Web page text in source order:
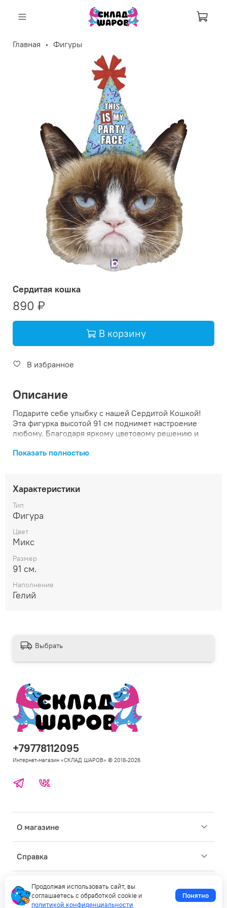
Главная Фигуры
Сердитая кошка
890 ₽
Добавить в корзину:
В корзину
В избранное
Описание
Подарите себе улыбку с нашей Сердитой Кошкой!
Эта фигурка высотой 91 см поднимет настроение
любому. Благодаря яркому цветовому решению и
на любой вечеринке. А доставка прямо к вам домой
Показать полностью
Характеристики
Тип
Фигура
Цвет
Микс
Размер
91 см.
Наполнение
Гелий
Выбрать
О магазине
Справка
Личные данные
для
Telegram
+79778112095
Интернет-магазин «СКЛАД ШАРОВ» © 2018-2026
Продолжая использовать сайт, вы
соглашаетесь с обработкой cookie и
политикой конфиденциальности
Понятно